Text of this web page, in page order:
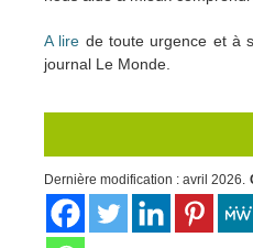
A lire de toute urgence et à
journal Le Monde.
Dernière modification : avril 2026.